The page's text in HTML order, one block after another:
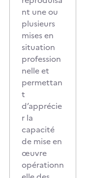
nt une ou
plusieurs
mises en
situation
profession
nelle et
permettan
t
d’apprécie
r la
capacité
de mise en
œuvre
opérationn